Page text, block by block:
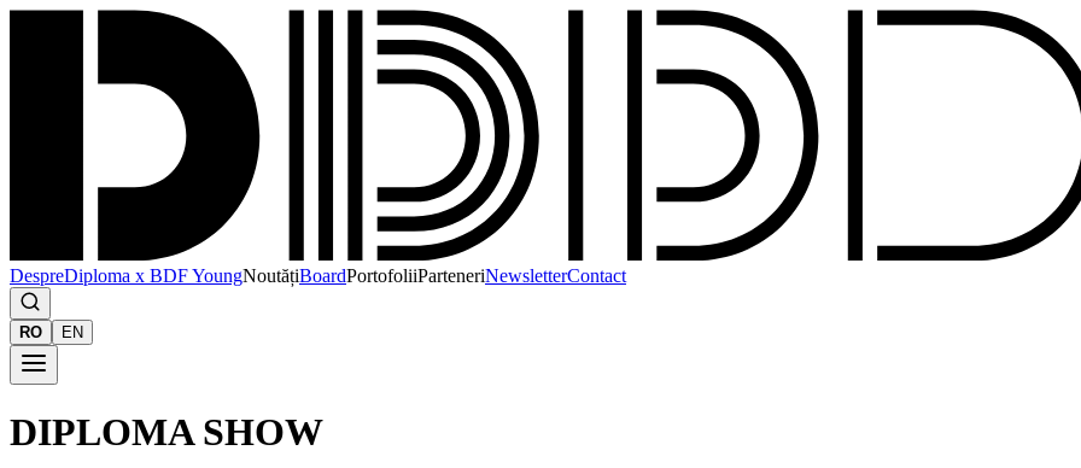
DespreDiploma x BDF YoungNoutățiBoardPortofoliiParteneriNewsletterContact
RO EN
DIPLOMA SHOW